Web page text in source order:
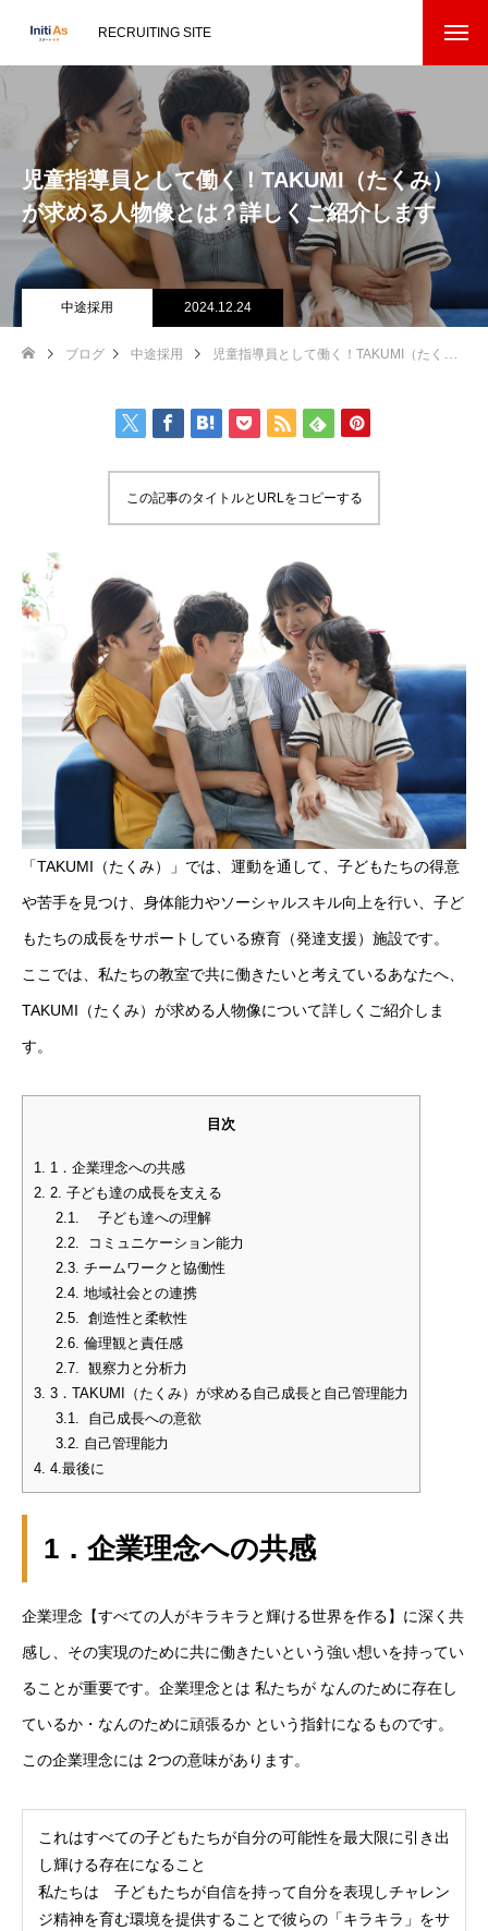
RECRUITING SITE
児童指導員として働く！TAKUMI（たくみ）
が求める人物像とは？詳しくご紹介します
中途採用 2024.12.24
ブログ 中途採用 児童指導員として働く！TAKUMI（たくみ）が求める人物像とは？詳しくご紹介します
この記事のタイトルとURLをコピーする
「TAKUMI（たくみ）」では、運動を通して、子どもたちの得意
や苦手を見つけ、身体能力やソーシャルスキル向上を行い、子ど
もたちの成長をサポートしている療育（発達支援）施設です。
ここでは、私たちの教室で共に働きたいと考えているあなたへ、
TAKUMI（たくみ）が求める人物像について詳しくご紹介しま
す。
目次
1. 1．企業理念への共感
2. 2. 子ども達の成長を支える
2.1. 子ども達への理解
2.2. コミュニケーション能力
2.3. チームワークと協働性
2.4. 地域社会との連携
2.5. 創造性と柔軟性
2.6. 倫理観と責任感
2.7. 観察力と分析力
3. 3．TAKUMI（たくみ）が求める自己成長と自己管理能力
3.1. 自己成長への意欲
3.2. 自己管理能力
4. 4.最後に
1．企業理念への共感
企業理念【すべての人がキラキラと輝ける世界を作る】に深く共
感し、その実現のために共に働きたいという強い想いを持ってい
ることが重要です。企業理念とは 私たちが なんのために存在し
ているか・なんのために頑張るか という指針になるものです。
この企業理念には 2つの意味があります。
これはすべての子どもたちが自分の可能性を最大限に引き出
し輝ける存在になること
私たちは 子どもたちが自信を持って自分を表現しチャレン
ジ精神を育む環境を提供することで彼らの「キラキラ」をサ